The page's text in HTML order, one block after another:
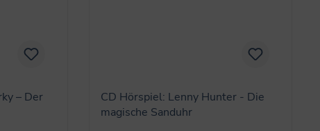
– Der
CD Hörspiel: Lenny Hunter - Die
magische Sanduhr